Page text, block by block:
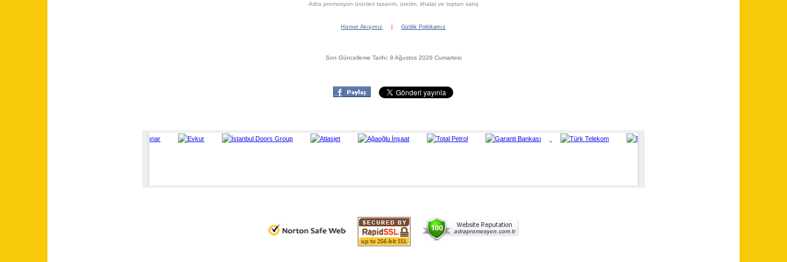
Adra promosyon ürünleri tasarım, üretim, ithalat ve toptan satış
Hizmet Akışımız Gizlilik Politikamız
Son Güncelleme Tarihi: 8 Ağustos 2026 Cumartesi